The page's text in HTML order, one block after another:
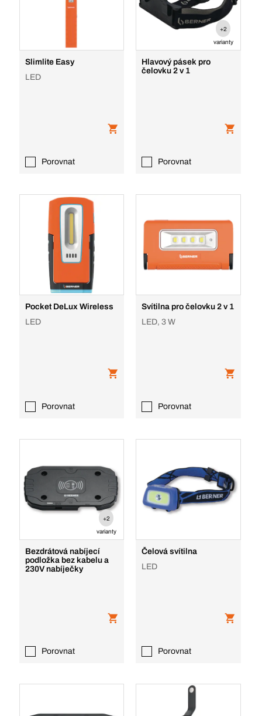
Slimlite Easy
LED
Porovnat
+2
varianty
Hlavový pásek pro
čelovku 2 v 1
Porovnat
Pocket DeLux Wireless
LED
Porovnat
Svítilna pro čelovku 2 v 1
LED, 3 W
Porovnat
+2
varianty
Bezdrátová nabíjecí
podložka bez kabelu a
230V nabíječky
Porovnat
Čelová svítilna
LED
Porovnat